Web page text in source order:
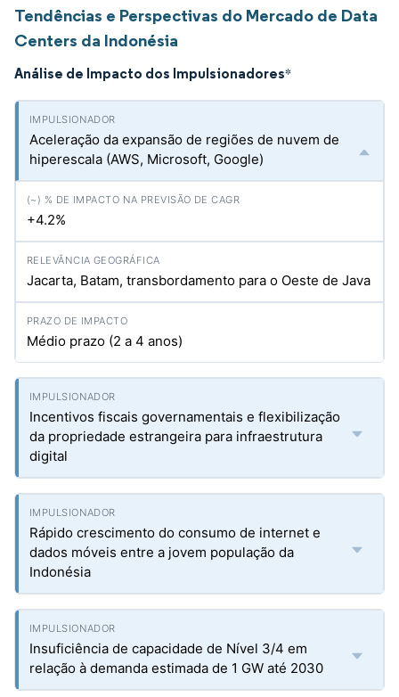
Tendências e Perspectivas do Mercado de Data
Centers da Indonésia
Análise de Impacto dos Impulsionadores*
Aceleração da expansão de regiões de nuvem de
hiperescala (AWS, Microsoft, Google)
+4.2%
Jacarta, Batam, transbordamento para o Oeste de Java
Médio prazo (2 a 4 anos)
Incentivos fiscais governamentais e flexibilização
da propriedade estrangeira para infraestrutura
digital
Rápido crescimento do consumo de internet e
dados móveis entre a jovem população da
Indonésia
Insuficiência de capacidade de Nível 3/4 em
relação à demanda estimada de 1 GW até 2030